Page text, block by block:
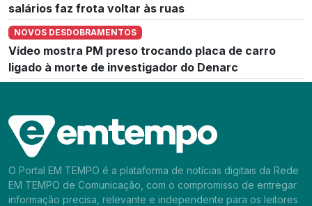
salários faz frota voltar às ruas
NOVOS DESDOBRAMENTOS
Vídeo mostra PM preso trocando placa de carro
ligado à morte de investigador do Denarc
O Portal EM TEMPO é a plataforma de notícias digitais da Rede
EM TEMPO de Comunicação, com o compromisso de entregar
informação precisa, relevante e independente para os leitores